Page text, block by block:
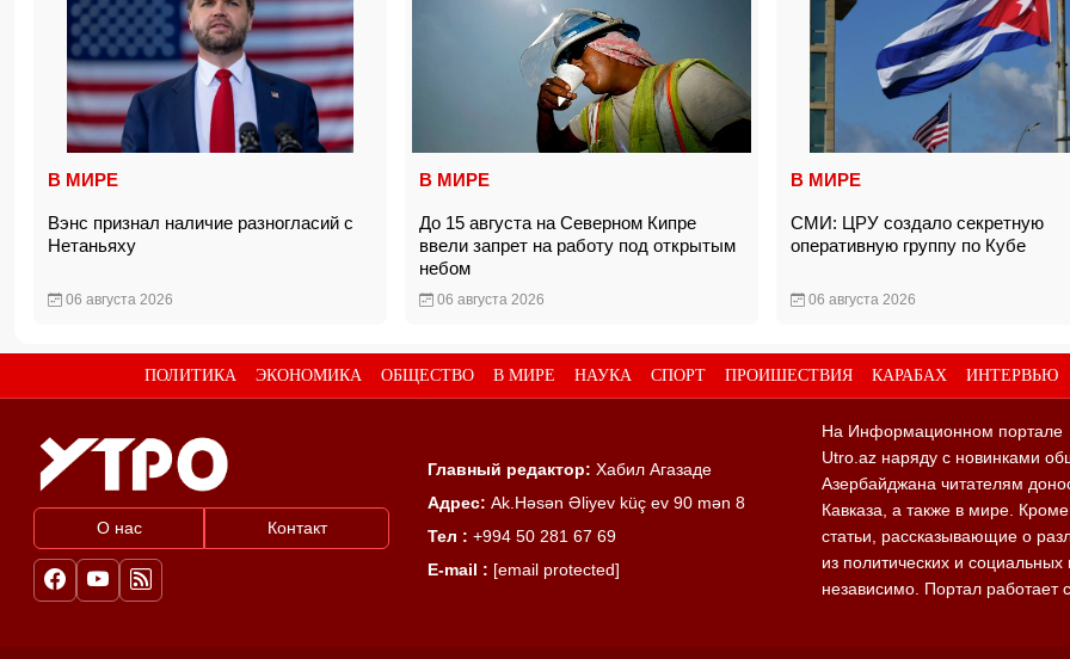
В МИРЕ
Вэнс признал наличие разногласий с
Нетаньяху
06 августа 2026
В МИРЕ
До 15 августа на Северном Кипре
ввели запрет на работу под открытым
небом
06 августа 2026
В МИРЕ
СМИ: ЦРУ создало секретную
оперативную группу по Кубе
06 августа 2026
ПОЛИТИКА ЭКОНОМИКА ОБЩЕСТВО В МИРЕ НАУКА СПОРТ ПРОИШЕСТВИЯ КАРАБАХ ИНТЕРВЬЮ
О нас Контакт
Главный редактор: Хабил Агазаде
Адрес: Ak.Həsən Əliyev küç ev 90 mən 8
Тел : +994 50 281 67 69
E-mail : [email protected]
На Информационном портале
Utro.az наряду с новинками
Азербайджана читателям
Кавказа, а также в мире.
статьи, рассказывающие о
из политических и
независимо. Портал работает